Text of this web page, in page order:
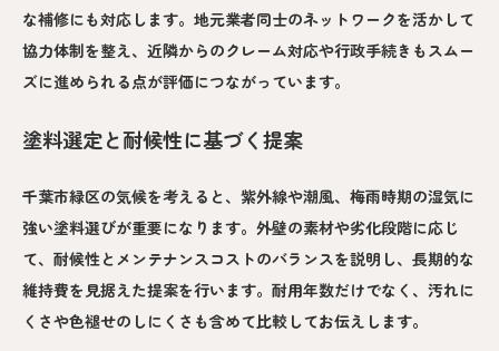
な補修にも対応します。地元業者同士のネットワークを活かして
協力体制を整え、近隣からのクレーム対応や行政手続きもスムー
ズに進められる点が評価につながっています。
塗料選定と耐候性に基づく提案
千葉市緑区の気候を考えると、紫外線や潮風、梅雨時期の湿気に
強い塗料選びが重要になります。外壁の素材や劣化段階に応じ
て、耐候性とメンテナンスコストのバランスを説明し、長期的な
維持費を見据えた提案を行います。耐用年数だけでなく、汚れに
くさや色褪せのしにくさも含めて比較してお伝えします。